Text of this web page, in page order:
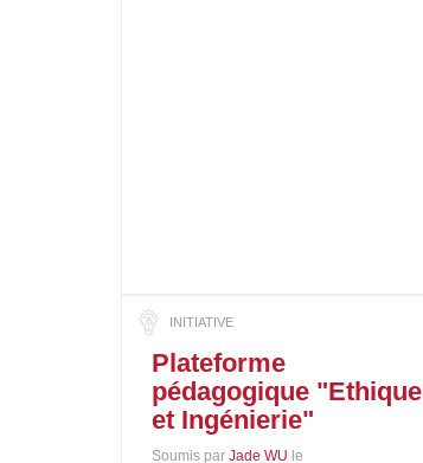
Plateforme
pédagogique "Ethique
et Ingénierie"
Soumis par Jade WU le